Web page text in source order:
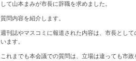
して山本まみが市長に辞職を求めました。
質問内容を紹介します。
週刊誌やマスコミに報道された内容は、市長とし
います。
これまでも本会議での質問は、立場は違っても市